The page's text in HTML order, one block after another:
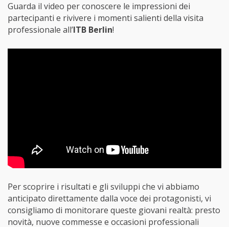
Guarda il video per conoscere le impressioni dei
partecipanti e rivivere i momenti salienti della visita
professionale all’ITB Berlin!
Per scoprire i risultati e gli sviluppi che vi abbiamo
anticipato direttamente dalla voce dei protagonisti, vi
consigliamo di monitorare queste giovani realtà: presto
novità, nuove commesse e occasioni professionali